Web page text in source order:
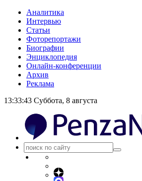
Аналитика
Интервью
Статьи
Фоторепортажи
Биографии
Энциклопедия
Онлайн-конференции
Архив
Реклама
13:33:44 Суббота, 8 августа